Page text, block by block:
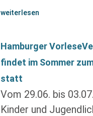
weiterlesen
Hamburger
findet im Sommer
statt
Vom 29.06. bis
Kinder und